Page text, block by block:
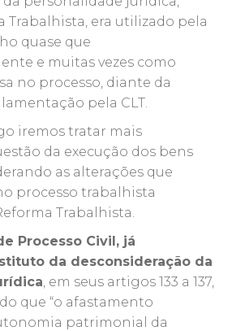
Trabalhista, era utilizado pela
quase que
e muitas vezes como
no processo, diante da
pela CLT.
iremos tratar mais
da execução dos bens
as alterações que
processo trabalhista
Trabalhista.
Processo Civil, já
da desconsideração da
, em seus artigos 133 a 137,
que “o afastamento
patrimonial da